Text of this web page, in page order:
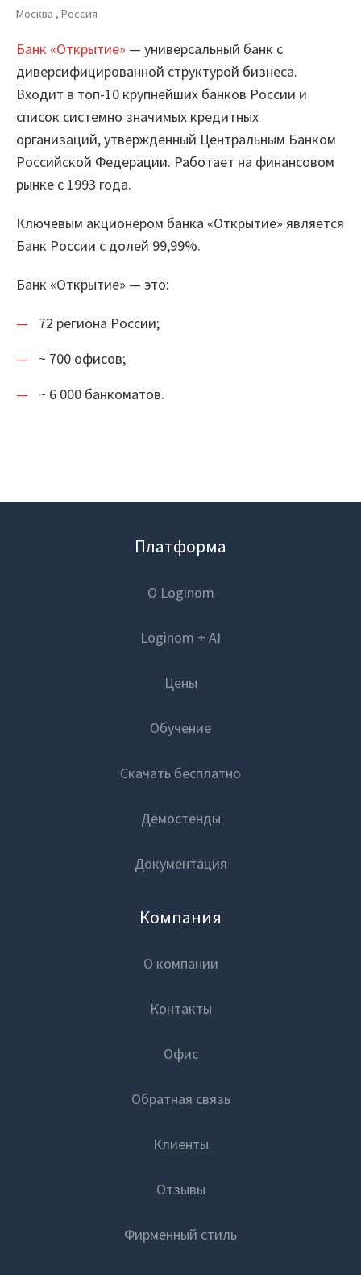
Цены
Обучение
Вход
Архитектура Loginom
Системные требования
Цены
Loginom + AI
Преимущества
Для аналитиков
Для IT-специалистов
Вопросы и ответы
Маркетплейс
Библиотеки компонентов
Обучение
Мастерская Loginom
Партнеры
Академическая программа
Вузы-участники
Генеральная уборка данных
Рецепт продвинутой аналитики
Москва , Россия
Банк «Открытие» — универсальный банк с
диверсифицированной структурой бизнеса.
Входит в топ-10 крупнейших банков России и
список системно значимых кредитных
организаций, утвержденный Центральным Банком
Российской Федерации. Работает на финансовом
рынке с 1993 года.
Ключевым акционером банка «Открытие» является
Банк России с долей 99,99%.
Банк «Открытие» — это:
72 региона России;
~ 700 офисов;
~ 6 000 банкоматов.
Платформа
О Loginom
Loginom + AI
Цены
Обучение
Скачать бесплатно
Демостенды
Документация
Компания
О компании
Контакты
Офис
Обратная связь
Клиенты
Отзывы
Фирменный стиль